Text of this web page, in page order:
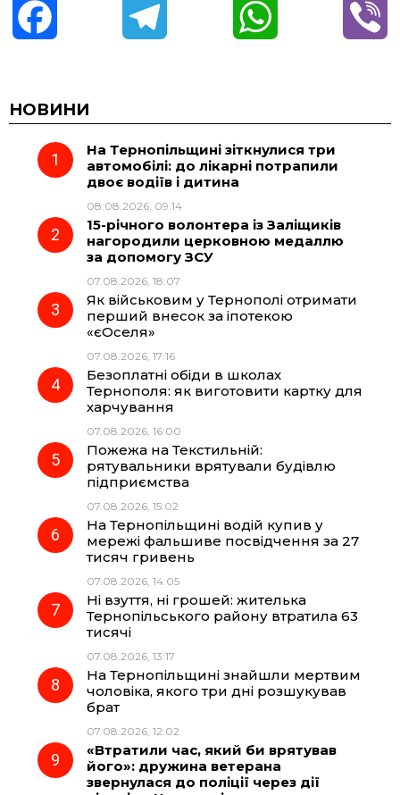
c
e
o
k
e
r
a
t
A
НОВИНИ
На Тернопільщині зіткнулися три
автомобілі: до лікарні потрапили
двоє водіїв і дитина
08.08.2026, 09:14
15-річного волонтера із Заліщиків
нагородили церковною медаллю
за допомогу ЗСУ
07.08.2026, 18:07
Як військовим у Тернополі отримати
перший внесок за іпотекою
«єОселя»
07.08.2026, 17:16
Безоплатні обіди в школах
Тернополя: як виготовити картку для
харчування
07.08.2026, 16:00
Пожежа на Текстильній:
рятувальники врятували будівлю
підприємства
07.08.2026, 15:02
На Тернопільщині водій купив у
мережі фальшиве посвідчення за 27
тисяч гривень
07.08.2026, 14:05
Ні взуття, ні грошей: жителька
Тернопільського району втратила 63
тисячі
07.08.2026, 13:17
На Тернопільщині знайшли мертвим
чоловіка, якого три дні розшукував
брат
07.08.2026, 12:02
«Втратили час, який би врятував
його»: дружина ветерана
звернулася до поліції через дії